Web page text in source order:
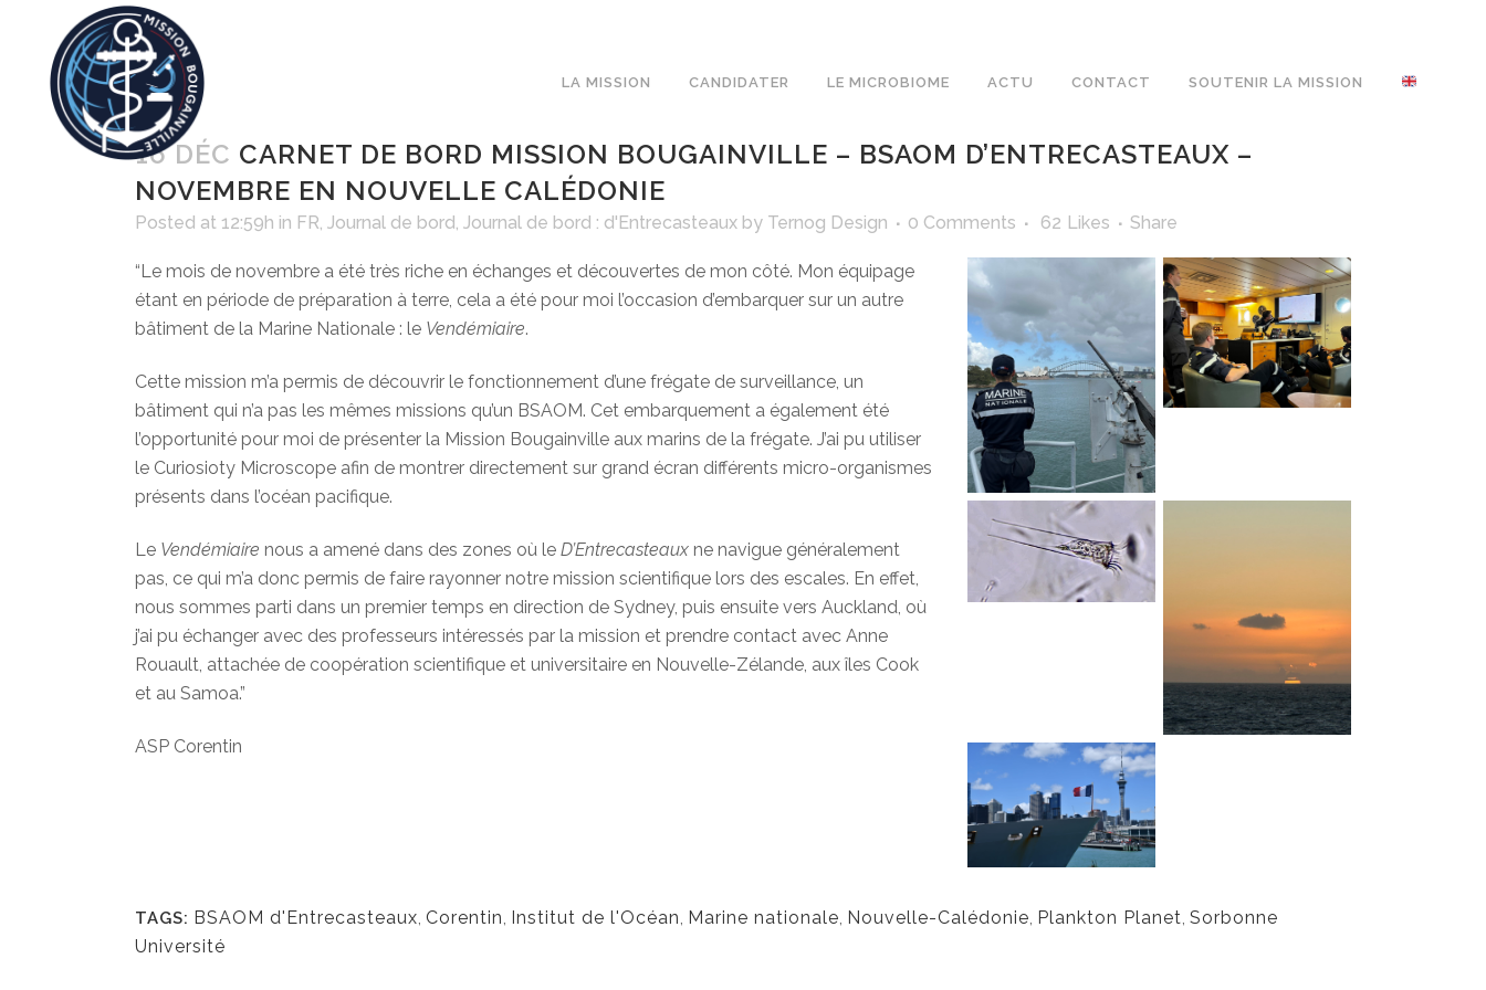
LA MISSION CANDIDATER LE MICROBIOME ACTU CONTACT SOUTENIR LA MISSION
16 DÉC CARNET DE BORD MISSION BOUGAINVILLE – BSAOM D’ENTRECASTEAUX –
NOVEMBRE EN NOUVELLE CALÉDONIE
Posted at 12:59h in FR, Journal de bord, Journal de bord : d'Entrecasteaux by Ternog Design 0 Comments 62 Likes Share
“Le mois de novembre a été très riche en échanges et découvertes de mon côté. Mon équipage
étant en période de préparation à terre, cela a été pour moi l’occasion d’embarquer sur un autre
bâtiment de la Marine Nationale : le Vendémiaire.
Cette mission m’a permis de découvrir le fonctionnement d’une frégate de surveillance, un
bâtiment qui n’a pas les mêmes missions qu’un BSAOM. Cet embarquement a également été
l’opportunité pour moi de présenter la Mission Bougainville aux marins de la frégate. J’ai pu utiliser
le Curiosioty Microscope afin de montrer directement sur grand écran différents micro-organismes
présents dans l’océan pacifique.
Le Vendémiaire nous a amené dans des zones où le D’Entrecasteaux ne navigue généralement
pas, ce qui m’a donc permis de faire rayonner notre mission scientifique lors des escales. En effet,
nous sommes parti dans un premier temps en direction de Sydney, puis ensuite vers Auckland, où
j’ai pu échanger avec des professeurs intéressés par la mission et prendre contact avec Anne
Rouault, attachée de coopération scientifique et universitaire en Nouvelle-Zélande, aux îles Cook
et au Samoa.”
ASP Corentin
TAGS: BSAOM d'Entrecasteaux, Corentin, Institut de l'Océan, Marine nationale, Nouvelle-Calédonie, Plankton Planet, Sorbonne
Université